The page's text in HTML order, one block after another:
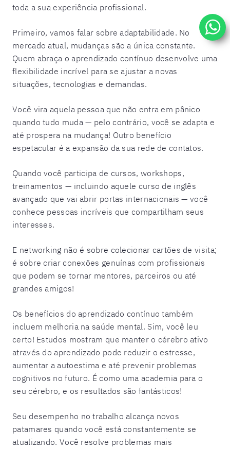
toda a sua experiência profissional.
Primeiro, vamos falar sobre adaptabilidade. No
mercado atual, mudanças são a única constante.
Quem abraça o aprendizado contínuo desenvolve uma
flexibilidade incrível para se ajustar a novas
situações, tecnologias e demandas.
Você vira aquela pessoa que não entra em pânico
quando tudo muda — pelo contrário, você se adapta e
até prospera na mudança! Outro benefício
espetacular é a expansão da sua rede de contatos.
Quando você participa de cursos, workshops,
treinamentos — incluindo aquele curso de inglês
avançado que vai abrir portas internacionais — você
conhece pessoas incríveis que compartilham seus
interesses.
E networking não é sobre colecionar cartões de visita;
é sobre criar conexões genuínas com profissionais
que podem se tornar mentores, parceiros ou até
grandes amigos!
Os benefícios do aprendizado contínuo também
incluem melhoria na saúde mental. Sim, você leu
certo! Estudos mostram que manter o cérebro ativo
através do aprendizado pode reduzir o estresse,
aumentar a autoestima e até prevenir problemas
cognitivos no futuro. É como uma academia para o
seu cérebro, e os resultados são fantásticos!
Seu desempenho no trabalho alcança novos
patamares quando você está constantemente se
atualizando. Você resolve problemas mais